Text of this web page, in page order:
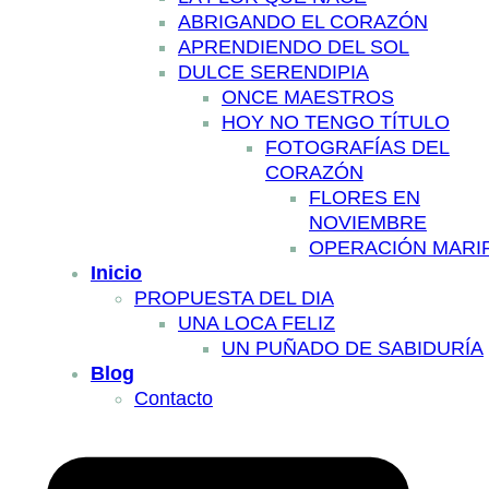
ABRIGANDO EL CORAZÓN
APRENDIENDO DEL SOL
DULCE SERENDIPIA
ONCE MAESTROS
HOY NO TENGO TÍTULO
FOTOGRAFÍAS DEL
CORAZÓN
FLORES EN
NOVIEMBRE
OPERACIÓN
Inicio
PROPUESTA DEL DIA
UNA LOCA FELIZ
UN PUÑADO DE SABIDURÍA
Blog
Contacto